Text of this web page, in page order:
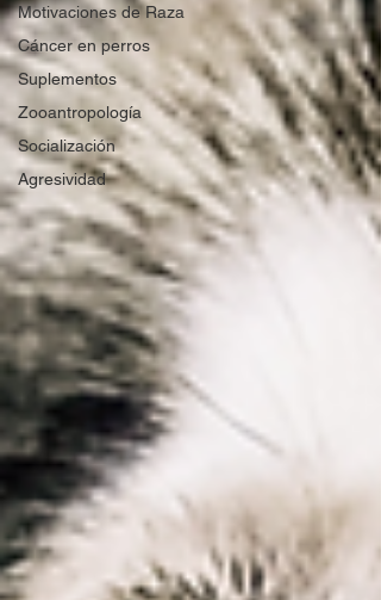
Motivaciones de Raza
Cáncer en perros
Suplementos
Zooantropología
Socialización
Agresividad